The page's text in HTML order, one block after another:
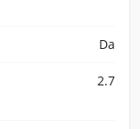
Da
2.7